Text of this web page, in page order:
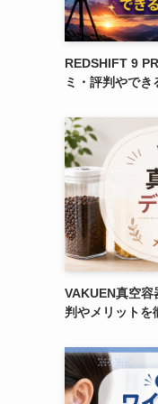
REDSHIFT 9
ミ・評判やで
VAKUEN真空
判やメリットを